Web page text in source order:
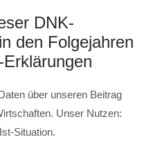
DNK-
den Folgejahren
über unseren Beitrag
Unser Nutzen:
Situation.